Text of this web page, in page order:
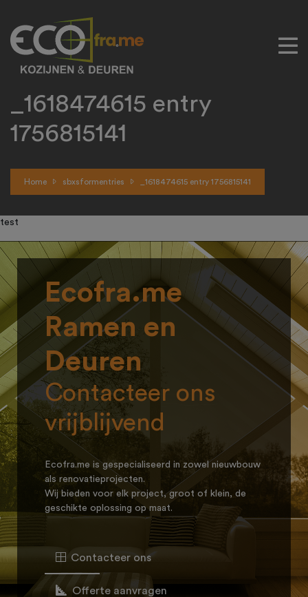
_1618474615 entry
1756815141
Home sbxsformentries _1618474615 entry 1756815141
test
Ecofra.me
Ramen en
Deuren
Contacteer ons
vrijblijvend
Ecofra.me is gespecialiseerd in zowel nieuwbouw
als renovatieprojecten.
Wij bieden voor elk project, groot of klein, de
geschikte oplossing op maat.
Contacteer ons
Offerte aanvragen